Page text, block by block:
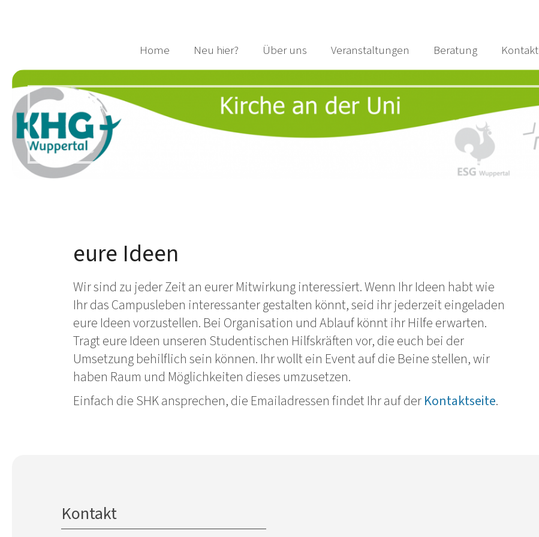
Home Neu hier? Über uns Veranstaltungen Beratung Kontakt
eure Ideen
Wir sind zu jeder Zeit an eurer Mitwirkung interessiert. Wenn Ihr Ideen habt wie
Ihr das Campusleben interessanter gestalten könnt, seid ihr jederzeit eingeladen
eure Ideen vorzustellen. Bei Organisation und Ablauf könnt ihr Hilfe erwarten.
Tragt eure Ideen unseren Studentischen Hilfskräften vor, die euch bei der
Umsetzung behilflich sein können. Ihr wollt ein Event auf die Beine stellen, wir
haben Raum und Möglichkeiten dieses umzusetzen.
Einfach die SHK ansprechen, die Emailadressen findet Ihr auf derKontaktseite.
Kontakt